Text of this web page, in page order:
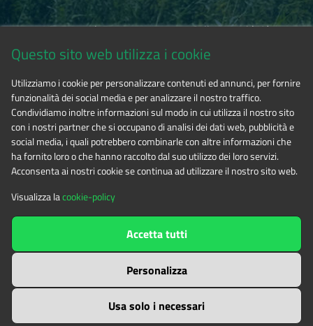
Via Fransuà Fontan, 1 - 10050 Salbertrand (TO)
Tel. 0122.854720
E-mailalpicozie@cert.ruparpiemonte.it
The contents of this websitebyEnte di gestione delle aree
protette delle Alpi Cozieis licensed under
Attribution-NonCommercial-NoDerivatives 4.0 International
Questo sito web utilizza i cookie
Utilizziamo i cookie per personalizzare contenuti ed annunci, per fornire
funzionalità dei social media e per analizzare il nostro traffico.
Condividiamo inoltre informazioni sul modo in cui utilizza il nostro sito
con i nostri partner che si occupano di analisi dei dati web, pubblicità e
social media, i quali potrebbero combinarle con altre informazioni che
ha fornito loro o che hanno raccolto dal suo utilizzo dei loro servizi.
Acconsenta ai nostri cookie se continua ad utilizzare il nostro sito web.
Visualizza lacookie-policy
Usa solo i necessari
Personalizza
Accetta tutti